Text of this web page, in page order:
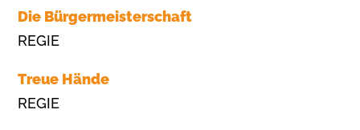
Die Bürgermeisterschaft
REGIE
Treue Hände
REGIE